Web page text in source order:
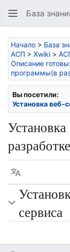
База
Начало > База
АСП > Xwiki >
Описание
программы(в
Вы посетили:
Установка веб-
Язык
сервиса